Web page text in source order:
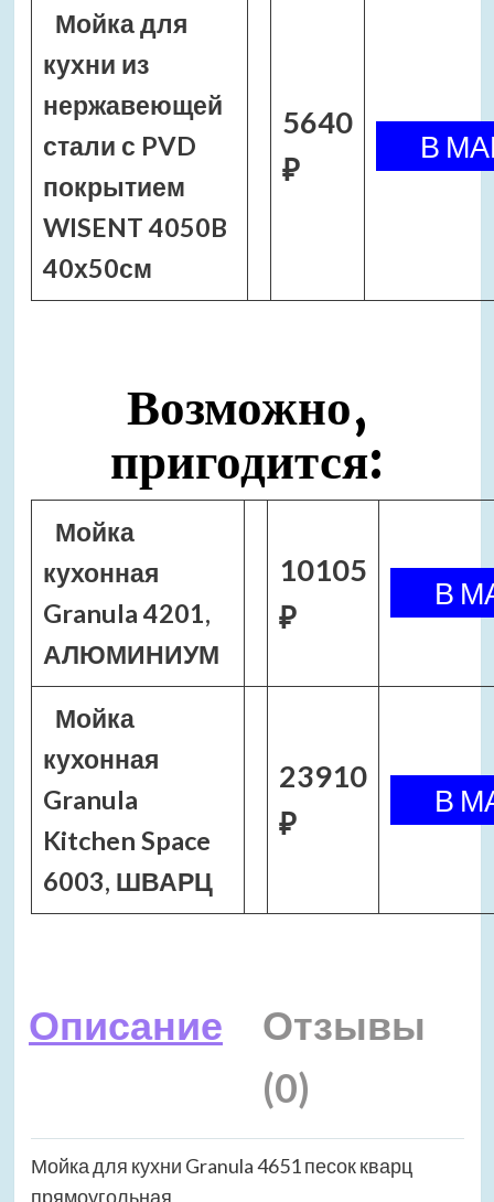
Мойка для
кухни из
нержавеющей
стали с PVD
покрытием
WISENT 4050B
40х50см
5640
₽
Возможно,
пригодится:
Мойка
кухонная
Granula 4201,
АЛЮМИНИУМ
10105
₽
Мойка
кухонная
Granula
Kitchen Space
6003, ШВАРЦ
23910
₽
Описание
Отзывы
(0)
Мойка для кухни Granula 4651 песок кварц
прямоугольная